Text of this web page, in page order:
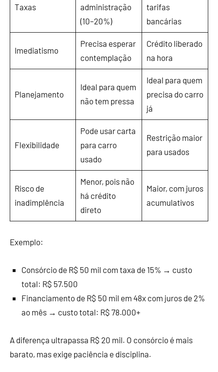
Taxas
administração
(10–20%)
tarifas
bancárias
Imediatismo
Precisa esperar
contemplação
Crédito liberado
na hora
Planejamento
Ideal para quem
não tem pressa
Ideal para quem
precisa do carro
já
Flexibilidade
Pode usar carta
para carro
usado
Restrição maior
para usados
Risco de
inadimplência
Menor, pois não
há crédito
direto
Maior, com juros
acumulativos
Exemplo:
Consórcio de R$ 50 mil com taxa de 15% → custo
total: R$ 57.500
Financiamento de R$ 50 mil em 48x com juros de 2%
ao mês → custo total: R$ 78.000+
A diferença ultrapassa R$ 20 mil. O consórcio é mais
barato, mas exige paciência e disciplina.